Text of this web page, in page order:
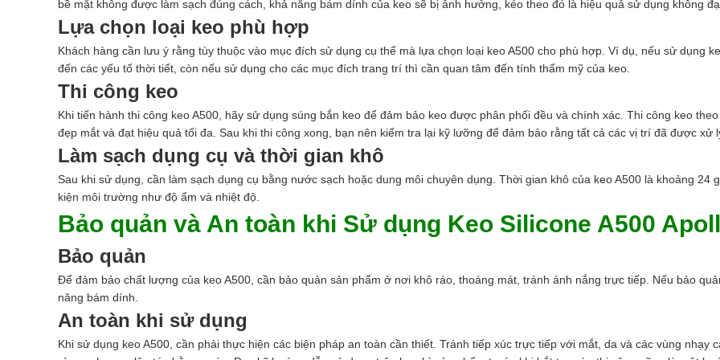
bề mặt không được làm sạch đúng cách, khả năng bám dính của keo sẽ bị ảnh hưởng, kéo theo đó là hiệu quả sử dụng không
Lựa chọn loại keo phù hợp
Khách hàng cần lưu ý rằng tùy thuộc vào mục đích sử dụng cụ thể mà lựa chọn loại keo A500 cho phù hợp. Ví dụ, nếu sử dụng
đến các yếu tố thời tiết, còn nếu sử dụng cho các mục đích trang trí thì cần quan tâm đến tính thẩm mỹ của keo.
Thi công keo
Khi tiến hành thi công keo A500, hãy sử dụng súng bắn keo để đảm bảo keo được phân phối đều và chính xác. Thi công keo
đẹp mắt và đạt hiệu quả tối đa. Sau khi thi công xong, bạn nên kiểm tra lại kỹ lưỡng để đảm bảo rằng tất cả các vị trí đã được xử
Làm sạch dụng cụ và thời gian khô
Sau khi sử dụng, cần làm sạch dụng cụ bằng nước sạch hoặc dung môi chuyên dụng. Thời gian khô của keo A500 là khoảng 24
kiện môi trường như độ ẩm và nhiệt độ.
Bảo quản và An toàn khi Sử dụng Keo Silicone A500
Bảo quản
Để đảm bảo chất lượng của keo A500, cần bảo quản sản phẩm ở nơi khô ráo, thoáng mát, tránh ánh nắng trực tiếp. Nếu bảo
năng bám dính.
An toàn khi sử dụng
Khi sử dụng keo A500, cần phải thực hiện các biện pháp an toàn cần thiết. Tránh tiếp xúc trực tiếp với mắt, da và các vùng nhạy